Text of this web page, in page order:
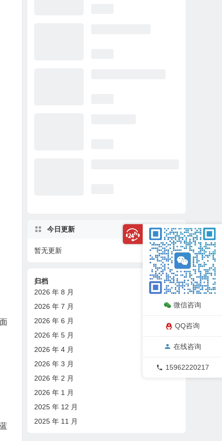
今日更新
08/09
暂无更新
归档
2026 年 8 月
2026 年 7 月
2026 年 6 月
2026 年 5 月
2026 年 4 月
2026 年 3 月
2026 年 2 月
2026 年 1 月
2025 年 12 月
2025 年 11 月
微信咨询
QQ咨询
在线咨询
15962220217